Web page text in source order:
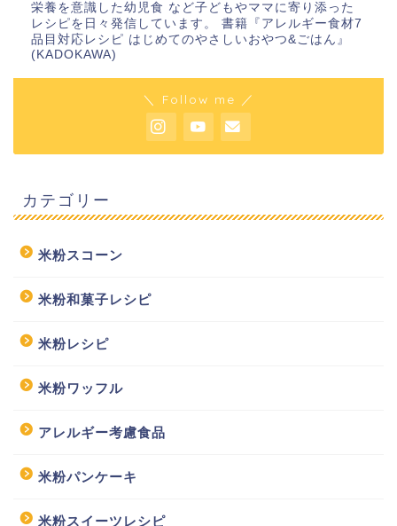
栄養を意識した幼児食 など子どもやママに寄り添った
レシピを日々発信しています。 書籍『アレルギー食材7
品目対応レシピ はじめてのやさしいおやつ&ごはん』
(KADOKAWA)
＼ Follow me ／
カテゴリー
米粉スコーン
米粉和菓子レシピ
米粉レシピ
米粉ワッフル
アレルギー考慮食品
米粉パンケーキ
米粉スイーツレシピ